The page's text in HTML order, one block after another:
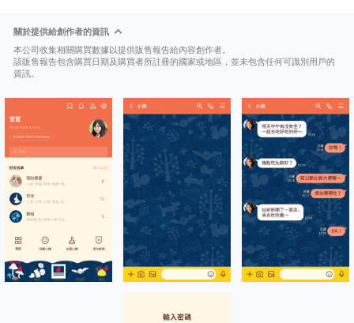
關於提供給創作者的資訊
本公司收集相關購買數據以提供販售報告給內容創作者。
該販售報告包含購買日期及購買者所註冊的國家或地區，並未包含任何可識別用戶的
資訊。